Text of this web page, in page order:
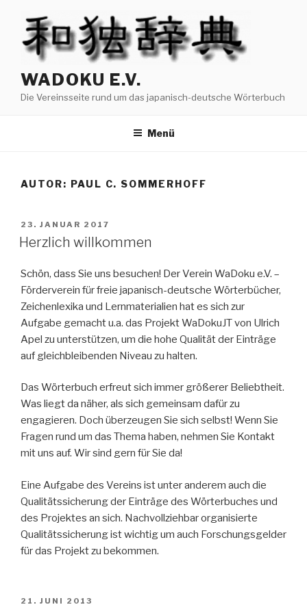
springen
WADOKU E.V.
Die Vereinsseite rund um das japanisch-deutsche Wörterbuch
Menü
AUTOR: PAUL C. SOMMERHOFF
VERÖFFENTLICHT
AM
23. JANUAR 2017
Herzlich willkommen
Schön, dass Sie uns besuchen! Der Verein WaDoku e.V. –
Förderverein für freie japanisch-deutsche Wörterbücher,
Zeichenlexika und Lernmaterialien hat es sich zur
Aufgabe gemacht u.a. das Projekt WaDokuJT von Ulrich
Apel zu unterstützen, um die hohe Qualität der Einträge
auf gleichbleibenden Niveau zu halten.
Das Wörterbuch erfreut sich immer größerer Beliebtheit.
Was liegt da näher, als sich gemeinsam dafür zu
engagieren. Doch überzeugen Sie sich selbst! Wenn Sie
Fragen rund um das Thema haben, nehmen Sie Kontakt
mit uns auf. Wir sind gern für Sie da!
Eine Aufgabe des Vereins ist unter anderem auch die
Qualitätssicherung der Einträge des Wörterbuches und
des Projektes an sich. Nachvollziehbar organisierte
Qualitätssicherung ist wichtig um auch Forschungsgelder
für das Projekt zu bekommen.
VERÖFFENTLICHT
21. JUNI 2013